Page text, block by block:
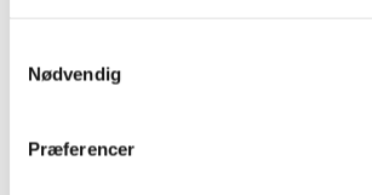
Nødvendig
Præferencer
Membantu